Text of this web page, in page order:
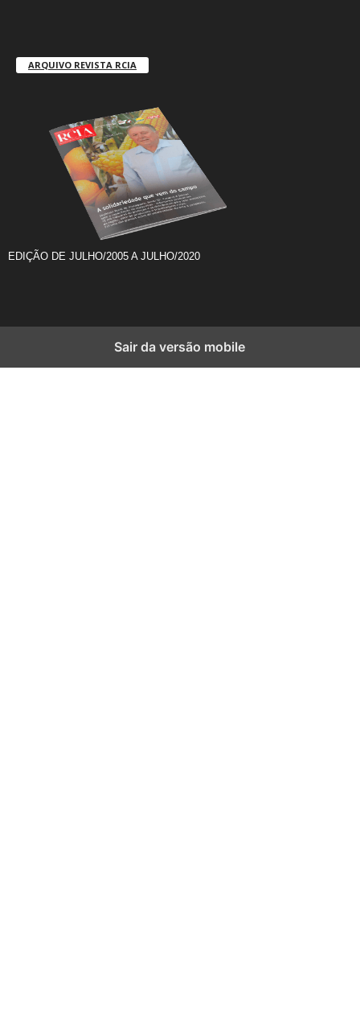
ARQUIVO REVISTA RCIA
EDIÇÃO DE JULHO/2005 A JULHO/2020
Sair da versão mobile